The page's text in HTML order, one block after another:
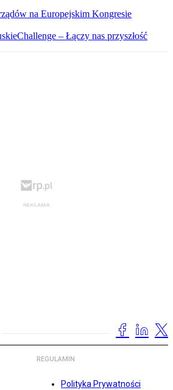
na Europejskim Kongresie
– Łączy nas przyszłość
REGULAMIN
Polityka Prywatności